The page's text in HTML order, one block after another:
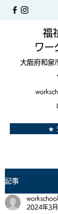
福
ワー
大阪府和泉
★
記事
2024年3